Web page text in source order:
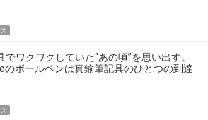
でワクワクしていた“あの頃”を思い出す。
のボールペンは真鍮筆記具のひとつの到達